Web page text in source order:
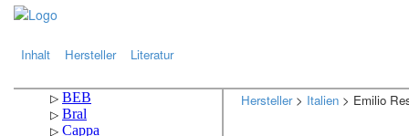
Inhalt Hersteller Literatur
Hersteller> Italien > Emilio